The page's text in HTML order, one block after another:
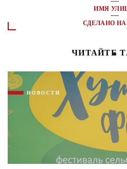
ИМЯ
СДЕЛАНО
ЧИТАЙТЕ
НОВОСТИ